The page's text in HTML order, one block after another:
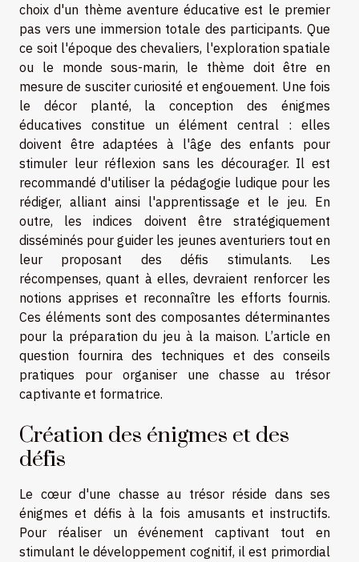
choix d'un thème aventure éducative est le premier
pas vers une immersion totale des participants. Que
ce soit l'époque des chevaliers, l'exploration spatiale
ou le monde sous-marin, le thème doit être en
mesure de susciter curiosité et engouement. Une fois
le décor planté, la conception des énigmes
éducatives constitue un élément central : elles
doivent être adaptées à l'âge des enfants pour
stimuler leur réflexion sans les décourager. Il est
recommandé d'utiliser la pédagogie ludique pour les
rédiger, alliant ainsi l'apprentissage et le jeu. En
outre, les indices doivent être stratégiquement
disséminés pour guider les jeunes aventuriers tout en
leur proposant des défis stimulants. Les
récompenses, quant à elles, devraient renforcer les
notions apprises et reconnaître les efforts fournis.
Ces éléments sont des composantes déterminantes
pour la préparation du jeu à la maison. L’article en
question fournira des techniques et des conseils
pratiques pour organiser une chasse au trésor
captivante et formatrice.
Création des énigmes et des
défis
Le cœur d'une chasse au trésor réside dans ses
énigmes et défis à la fois amusants et instructifs.
Pour réaliser un événement captivant tout en
stimulant le développement cognitif, il est primordial